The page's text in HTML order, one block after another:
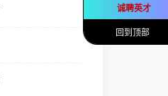
诚聘英才
回到顶部